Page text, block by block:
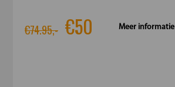
€74.95,- €50 Meer informatie